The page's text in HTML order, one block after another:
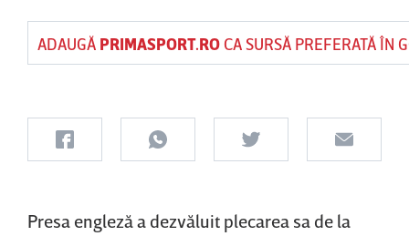
ADAUGĂ PRIMASPORT.ROCA SURSĂ PREFERATĂ ÎN
Presa engleză a dezvăluit plecarea sa de la